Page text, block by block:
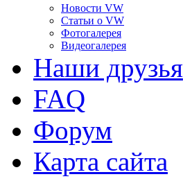
Новости VW
Статьи o VW
Фотогалерея
Видеогалерея
Наши друзья
FAQ
Форум
Карта сайта